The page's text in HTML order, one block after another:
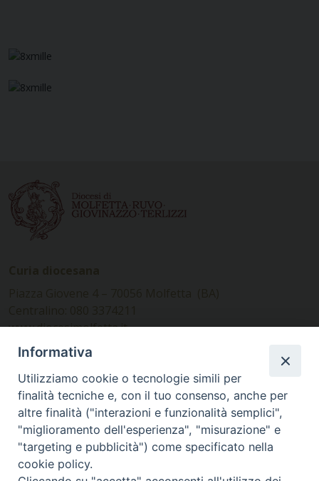
www.diocesimolfetta.it –
diocesimolfetta@pec.chiesacattolica.it
Ufficio Comunicazioni sociali
Piazza Giovene 4 – 70056 Molfetta (BA)
comunicazionisociali@diocesimolfetta.it
Informativa
Utilizziamo cookie o tecnologie simili per
finalità tecniche e, con il tuo consenso, anche per
altre finalità ("interazioni e funzionalità semplici",
"miglioramento dell'esperienza", "misurazione" e
"targeting e pubblicità") come specificato nella
cookie policy.